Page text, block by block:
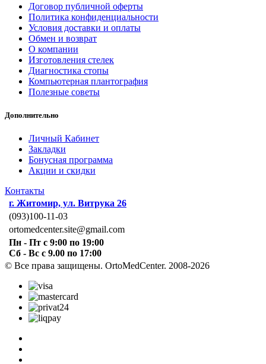
Договор публичной оферты
Политика конфиденциальности
Условия доставки и оплаты
Обмен и возврат
О компании
Изготовления стелек
Диагностика стопы
Компьютерная плантография
Полезные советы
Дополнительно
Личный Кабинет
Закладки
Бонусная программа
Акции и скидки
Контакты
г. Житомир, ул. Витрука 26
(093)100-11-03
ortomedcenter.site@gmail.com
Пн - Пт с 9:00 по 19:00
Сб - Вс с 9.00 по 17:00
© Все права защищены. OrtoMedCenter. 2008-2026